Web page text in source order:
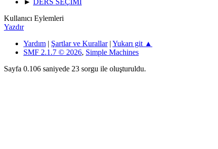
►
DERS SEÇİMİ
Kullanıcı Eylemleri
Yazdır
Yardım | Şartlar ve Kurallar| Yukarı git ▲
SMF 2.1.7 © 2026, Simple Machines
Sayfa 0.106 saniyede 23 sorgu ile oluşturuldu.